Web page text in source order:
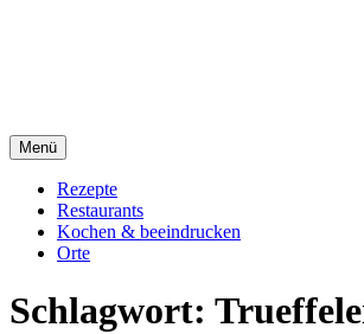
Menü
Rezepte
Restaurants
Kochen & beeindrucken
Orte
Schlagwort: